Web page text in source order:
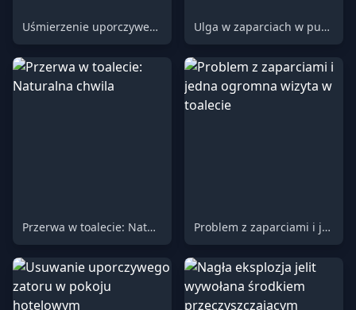
Uśmierzenie uporczywego zablokowania Ulga w zaparciach w pustej wannie
Przerwa w toalecie: Naturalna chwila Problem z zaparciami i jedna ogromna wizyta w toalecie